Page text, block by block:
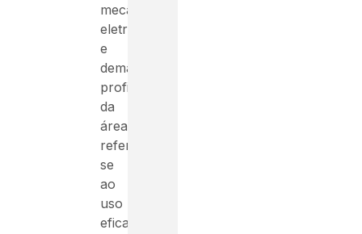
mecânico,
eletricista
e
demais
profissionais
da
área,
refere-
se
ao
uso
eficaz